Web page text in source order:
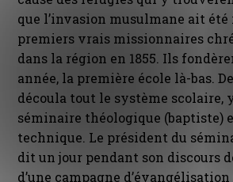
que l’invasion musulmane ait été
premiers vrais missionnaires
dans la région en 1855. Ils
année, la première école là-bas.
découla tout le système scolaire,
séminaire théologique (baptiste)
technique. Le président du
dit un jour pendant son discours
d’une campagne d’évangélisation